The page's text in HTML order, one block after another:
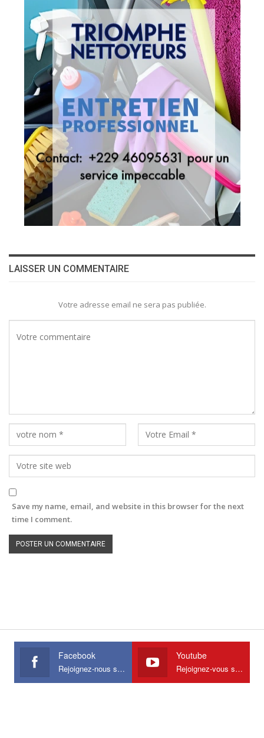
LAISSER UN COMMENTAIRE
Votre adresse email ne sera pas publiée.
Save my name, email, and website in this browser for the next
time I comment.
Facebook
Rejoignez-nous sur Facebook
Youtube
Rejoignez-vous sur Youtube